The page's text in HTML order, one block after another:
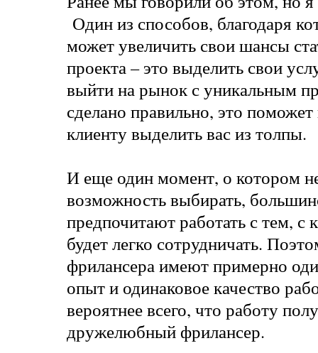
Один из способов, благодаря
может увеличить свои шансы
проекта – это выделить свои
выйти на рынок суникальным
сделано правильно, это
клиенту выделить вас из толпы.
И еще один момент, о котором
возможность выбирать,
предпочитают работать с тем,
будет легко сотрудничать.
фрилансера имеют примерно
опыт и одинаковое качество
вероятнее всего, что работу
дружелюбный фрилансер.